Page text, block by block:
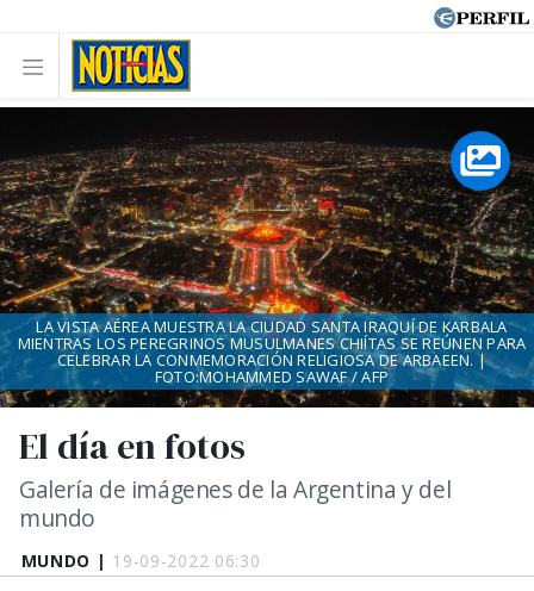
MUNDO | 19-09-2022 06:30
El día en fotos
Galería de imágenes de la Argentina y del
mundo
LA VISTA AÉREA MUESTRA LA CIUDAD SANTA IRAQUÍ DE KARBALA
MIENTRAS LOS PEREGRINOS MUSULMANES CHIÍTAS SE REÚNEN PARA
CELEBRAR LA CONMEMORACIÓN RELIGIOSA DE ARBAEEN. |
FOTO:MOHAMMED SAWAF / AFP